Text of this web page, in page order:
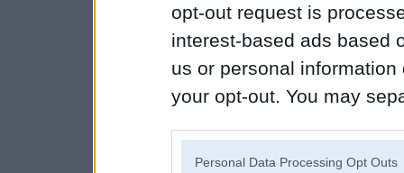
opt-out request is
interest-based ads based
us or personal
your opt-out. You may
Personal Data Processing Opt Outs